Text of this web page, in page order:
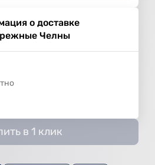
о доставке
Челны
в 1 клик